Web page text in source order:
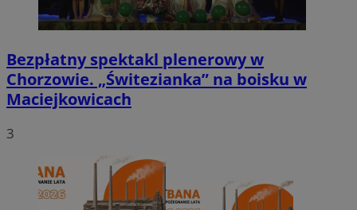
Bezpłatny spektakl plenerowy w
Chorzowie. „Świtezianka” na boisku w
Maciejkowicach
3